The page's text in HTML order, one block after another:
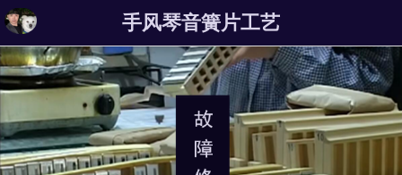
手风琴音簧片工艺